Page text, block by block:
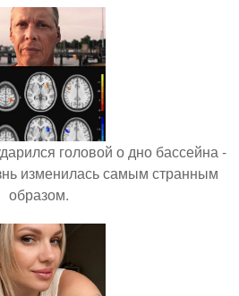
головой о дно бассейна -
изменилась самым странным
образом.